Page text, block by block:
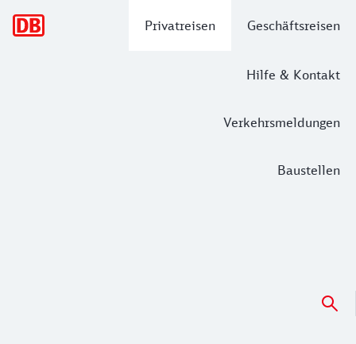
Privatreisen Geschäftsreisen
Hilfe & Kontakt
Verkehrsmeldungen
Baustellen